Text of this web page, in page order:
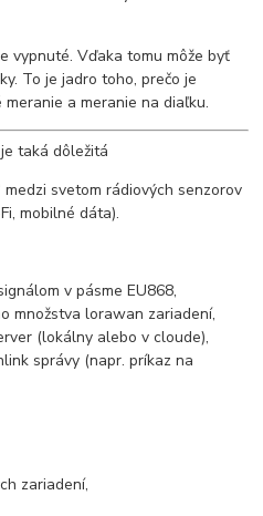
vypnuté. Vďaka tomu môže byť
To je jadro toho, prečo je
a meranie na diaľku.
taká dôležitá
medzi svetom rádiových senzorov
mobilné dáta).
v pásme EU868,
množstva lorawan zariadení,
(lokálny alebo v cloude),
správy (napr. príkaz na
zariadení,